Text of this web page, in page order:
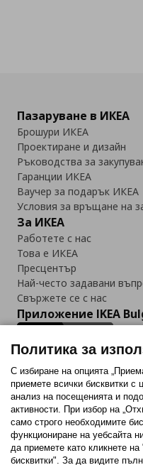
Пазаруване в ИКЕА
Брошури ИКЕА
Проектиране и дизайн
Ръководства за
Гаранции ИКЕА
Ваучер за подарък ИКЕА
Условия за връщане на
За ИКЕА
Работете с нас
Това е ИКЕА
Пресцентър
Най-често задавани
Свържете се с нас
Приложение IKEA
Последвайте ни:
FacebookTwitterYoutube
Политика за
С избиране на опцията
приемете всички бисквитки с
анализ на посещенията и
активности. При избор на
само строго необходимитe
функциониране на уебсайта
да приемете като кликнете
бисквитки". За да видите